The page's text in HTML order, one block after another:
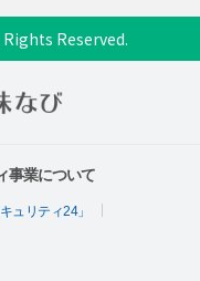
Reserved.